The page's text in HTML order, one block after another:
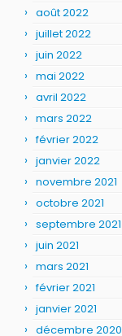
août 2022
juillet 2022
juin 2022
mai 2022
avril 2022
mars 2022
février 2022
janvier 2022
novembre 2021
octobre 2021
septembre 2021
juin 2021
mars 2021
février 2021
janvier 2021
décembre 2020